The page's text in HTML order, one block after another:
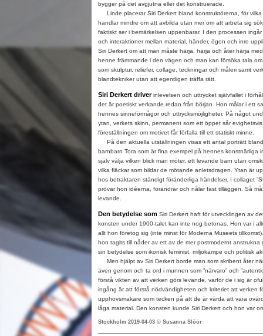
bygger på det avgjutna eller det konstruerade.
Linde placerar Siri Derkert bland konstruktörerna, för vilka
handlar mindre om att avbilda utan mer om att arbeta sig
faktiskt ser i bemärkelsen uppenbarar. I den processen
och interaktioner mellan material, händer, ögon och inre
Siri Derkert om att man måste härja, härja och åter härja
henne främmande i den vägen och man kan försöka tala
som skulptur, reliefer, collage, teckningar och måleri samt
blandtekniker utan att egentligen träffa rätt.
Siri Derkert driverinlevelsen och uttrycket självfallet i
det är poetiskt verkande redan från början. Hon målar i ett
hennes sinneförmågor och uttrycksmöjligheter. På något
ytan, verkets skinn, permanent som ett öppet sår
föreställningen om motivet får förfalla till ett statiskt minne.
På den aktuella utställningen visas ett antal porträtt
barnbarn Tora som är fina exempel på hennes konstnärliga
själv välja vilken blick man möter, ett levande barn utan
vilka fläckar som bildar de mötande anletsdragen. Ytan är
hos betraktaren ständigt föränderliga händelser. I collaget
prövar hon idéerna, förändrar och nålar fast tilläggen. Så
levande.
Den betydelse som Siri Derkert haft för utvecklingen av
konsten under 1900-talet kan inte nog betonas. Hon var i
allt hon företog sig (inte minst för Moderna Museets
hon tagits till nåder av ett av de mer postmodernt anstrukna
sin betydelse som ikonisk feminist, miljökämpe och politisk
Men hjälpt av Siri Derkert borde man som skribent åter
även genom och ta ord i munnen som ”närvaro” och
förstå vikten av att verken görs levande, varför de i sig är
ingång är att förstå nödvändigheten och kriteriet att verken
upphovsmakare som tecken på att de är värda att vara
låga material. Den konsten kunde Siri Derkert och hon var
Stockholm 2019-04-03 © Susanna Slöör